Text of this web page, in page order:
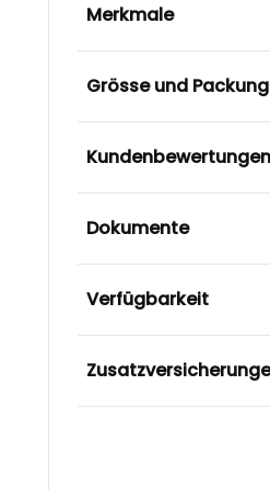
Merkmale
Grösse und Packung
Kundenbewertungen
Dokumente
Verfügbarkeit